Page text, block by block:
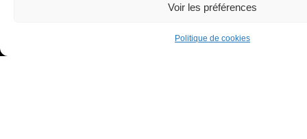
Voir les préférences
Politique de cookies